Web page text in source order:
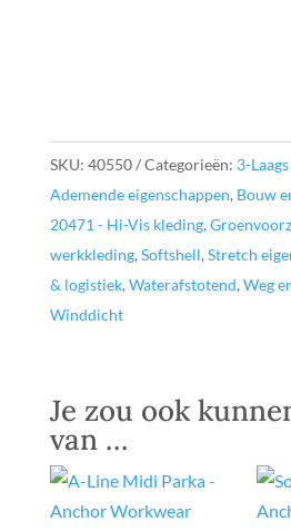
SKU: 40550 Categorieën: 3-
Ademende eigenschappen, Bouw
20471 - Hi-Vis kleding,
werkkleding, Softshell, Stretch
& logistiek, Waterafstotend, Weg
Winddicht
Je zou ook
van …